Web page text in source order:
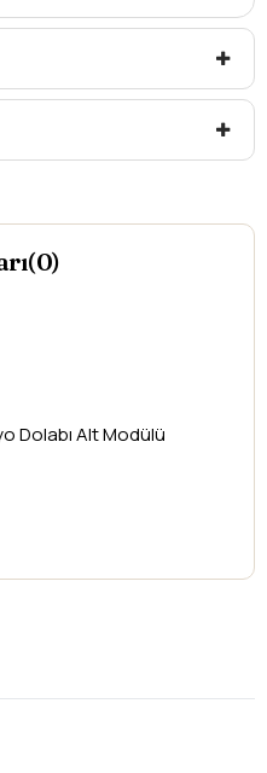
veriliş tarihinden itibaren
tespit tutanağı
Dolabı Alt Modülü